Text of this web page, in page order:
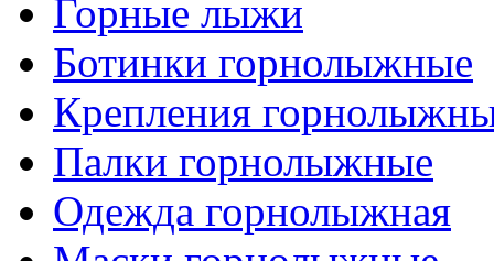
Горные лыжи
Ботинки горнолыжные
Крепления
Палки горнолыжные
Одежда горнолыжная